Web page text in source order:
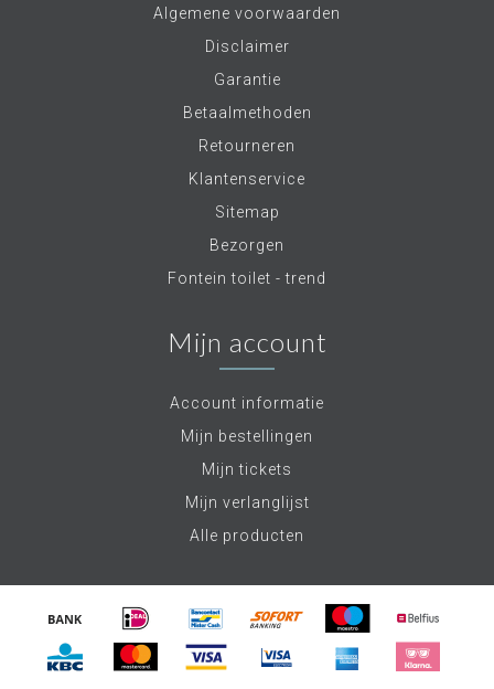
Algemene voorwaarden
Disclaimer
Garantie
Betaalmethoden
Retourneren
Klantenservice
Sitemap
Bezorgen
Fontein toilet - trend
Mijn account
Account informatie
Mijn bestellingen
Mijn tickets
Mijn verlanglijst
Alle producten